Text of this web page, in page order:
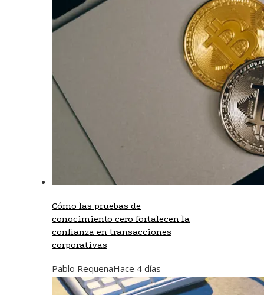
Cómo las pruebas de
conocimiento cero fortalecen la
confianza en transacciones
corporativas
Pablo RequenaHace 4 días